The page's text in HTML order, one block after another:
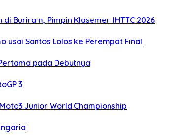
Buriram, Pimpin Klasemen IHTTC 2026
usai Santos Lolos ke Perempat Final
pada Debutnya
3
Junior World Championship